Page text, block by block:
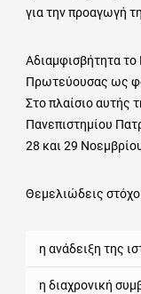
για την προαγωγή
Αδιαμφισβήτητα
Πρωτεύουσας ως
Στο πλαίσιο αυτής
Πανεπιστημίου
28 και 29
Θεμελιώδεις
η ανάδειξη της
η διαχρονική